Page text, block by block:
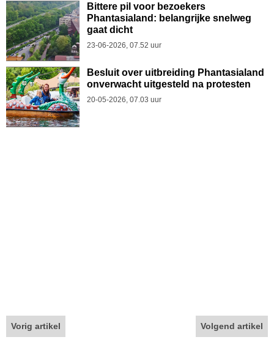
Bittere pil voor bezoekers
Phantasialand: belangrijke snelweg
gaat dicht
23-06-2026, 07.52 uur
Besluit over uitbreiding Phantasialand
onverwacht uitgesteld na protesten
20-05-2026, 07.03 uur
Vorig artikel Volgend artikel